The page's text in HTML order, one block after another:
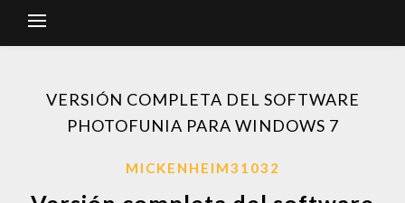
VERSIÓN COMPLETA DEL SOFTWARE
PHOTOFUNIA PARA WINDOWS 7
MICKENHEIM31032